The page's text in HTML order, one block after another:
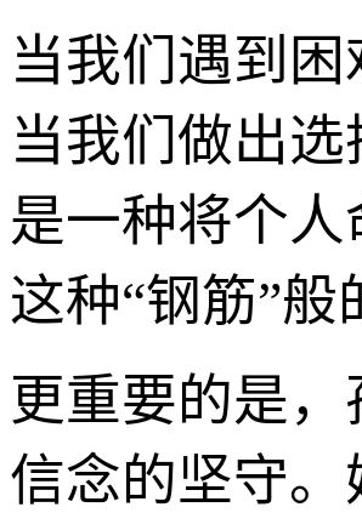
当我们遇到
当我们做出
是一种将个
这种“钢筋”
更重要的是
信念的坚守